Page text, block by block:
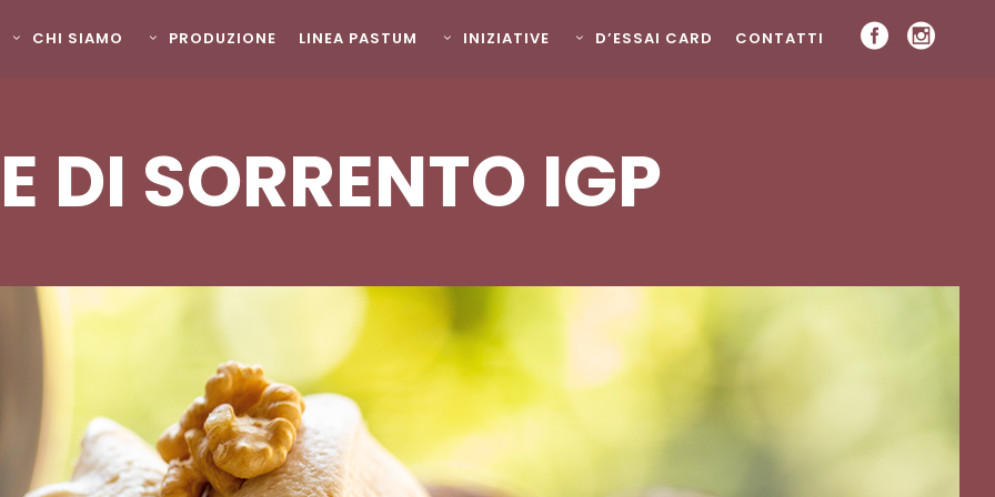
CHI SIAMO PRODUZIONE LINEA PASTUM INIZIATIVE D’ESSAI CARD CONTATTI
DI SORRENTO IGP